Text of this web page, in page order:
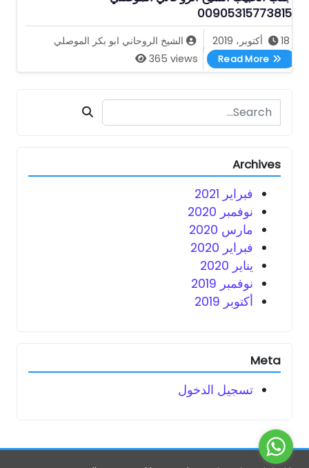
00905315773815
18 أكتوبر، 2019
الشيخ الروحاني ابو بكر الموصلي
365 views
Read More
جلب الحبيب الشيخ الروحاني الموصلي 00905315773815
Search for:
Archives
فبراير 2021
نوفمبر 2020
مارس 2020
فبراير 2020
يناير 2020
نوفمبر 2019
أكتوبر 2019
Meta
تسجيل الدخول